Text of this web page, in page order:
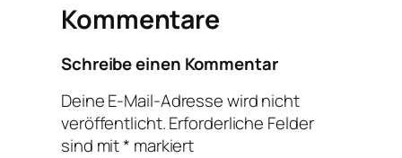
Kommentare
Schreibe einen Kommentar
Deine E-Mail-Adresse wird nicht
veröffentlicht.Erforderliche Felder
sind mit* markiert